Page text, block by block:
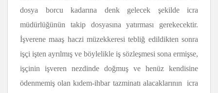
dosya borcu kadarına denk gelecek şekilde icra
müdürlüğünün takip dosyasına yatırması gerekecektir.
İşverene maaş haczi müzekkeresi tebliğ edildikten sonra
işçi işten ayrılmış ve böylelikle iş sözleşmesi sona ermişse,
işçinin işveren nezdinde doğmuş ve henüz kendisine
ödenmemiş olan kıdem-ihbar tazminatı alacaklarının icra